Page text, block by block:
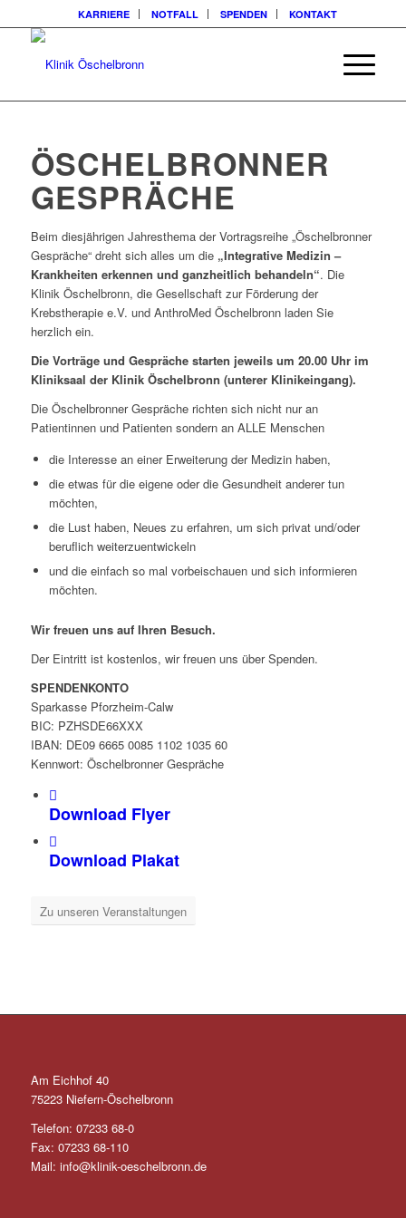
KARRIERE NOTFALL SPENDEN KONTAKT
ÖSCHELBRONNER
GESPRÄCHE
Beim diesjährigen Jahresthema der Vortragsreihe „Öschelbronner
Gespräche“ dreht sich alles um die „Integrative Medizin –
Krankheiten erkennen und ganzheitlich behandeln“. Die
Klinik Öschelbronn, die Gesellschaft zur Förderung der
Krebstherapie e.V. und AnthroMed Öschelbronn laden Sie
herzlich ein.
Die Vorträge und Gespräche starten jeweils um 20.00 Uhr im
Kliniksaal der Klinik Öschelbronn (unterer Klinikeingang).
Die Öschelbronner Gespräche richten sich nicht nur an
Patientinnen und Patienten sondern an ALLE Menschen
die Interesse an einer Erweiterung der Medizin haben,
die etwas für die eigene oder die Gesundheit anderer tun
möchten,
die Lust haben, Neues zu erfahren, um sich privat und/oder
beruflich weiterzuentwickeln
und die einfach so mal vorbeischauen und sich informieren
möchten.
Wir freuen uns auf Ihren Besuch.
Der Eintritt ist kostenlos, wir freuen uns über Spenden.
SPENDENKONTO
Sparkasse Pforzheim-Calw
BIC: PZHSDE66XXX
IBAN: DE09 6665 0085 1102 1035 60
Kennwort: Öschelbronner Gespräche
Download Flyer
Download Plakat
Zu unseren Veranstaltungen
Am Eichhof 40
75223 Niefern-Öschelbronn
Telefon: 07233 68-0
Fax: 07233 68-110
Mail: info@klinik-oeschelbronn.de